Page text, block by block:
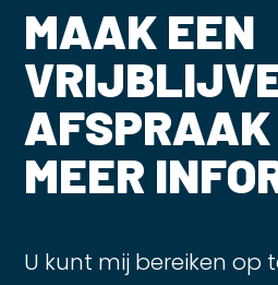
MAAK EEN
AFSPRAAK
MEER
U kunt mij bereiken op